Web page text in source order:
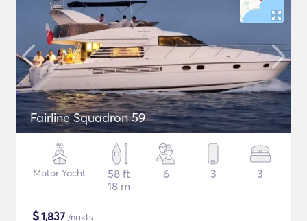
Fairline Squadron 59
Motor Yacht
58 ft
18 m
6 3 3
$1,837 /nakts